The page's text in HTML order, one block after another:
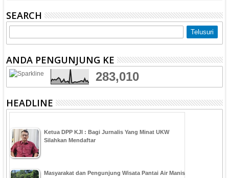
SEARCH
ANDA PENGUNJUNG KE
283,010
HEADLINE
Ketua DPP KJI : Bagi Jurnalis Yang Minat UKW
Silahkan Mendaftar
Masyarakat dan Pengunjung Wisata Pantai Air Manis